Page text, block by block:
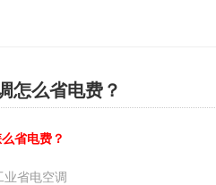
怎么省电费？
省电费？
业省电空调